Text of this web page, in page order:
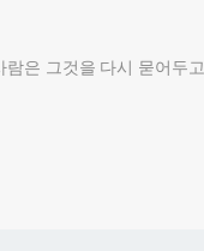
은 그것을 다시 묻어두고